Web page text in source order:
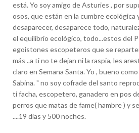
está. Yo soy amigo de Asturies , por
osos, que están en la cumbre ecológica
desaparecer, desaparece todo,
el equilibrio ecológico, todo...estos del
egoistones escopeteros que se
más ..a ti no te dejan ni la raspia, les
claro en Semana Santa. Yo , bueno
Sabina. " no soy cofrade del santo
ti facha, escopetero, ganadero en pos
perros que matas de fame( hambre ) y
....19 días y 500 noches.